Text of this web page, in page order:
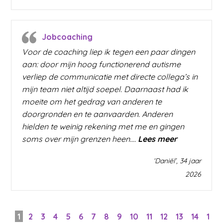
Jobcoaching
Voor de coaching liep ik tegen een paar dingen
aan: door mijn hoog functionerend autisme
verliep de communicatie met directe collega’s in
mijn team niet altijd soepel. Daarnaast had ik
moeite om het gedrag van anderen te
doorgronden en te aanvaarden. Anderen
hielden te weinig rekening met me en gingen
soms over mijn grenzen heen.… Lees meer
‘Daniël’, 34 jaar
2026
1 2 3 4 5 6 7 8 9 10 11 12 13 14
1